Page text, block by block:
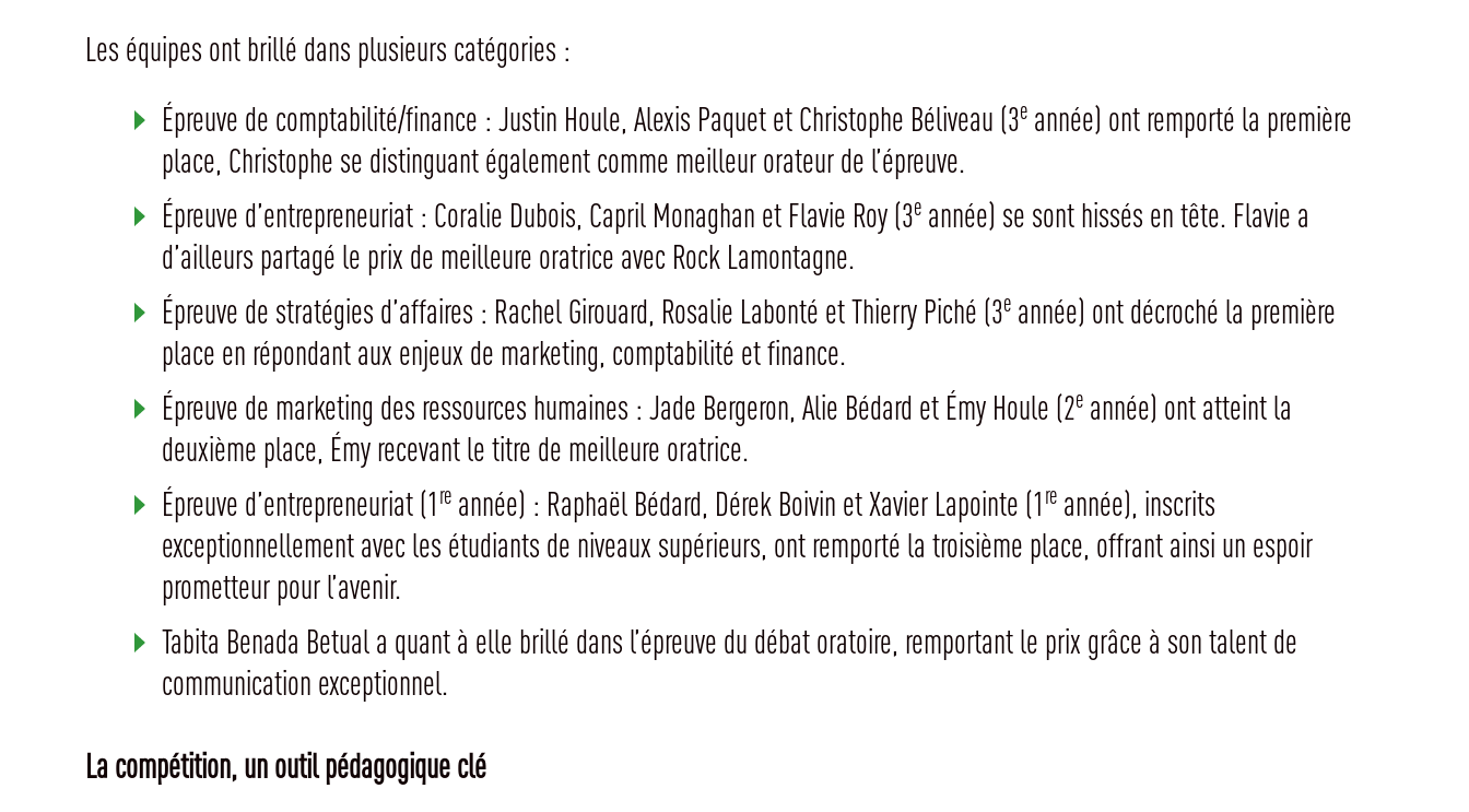
Les équipes ont brillé dans plusieurs catégories :
Épreuve de comptabilité/finance : Justin Houle, Alexis Paquet et Christophe Béliveau (3eannée) ont remporté la première
place, Christophe se distinguant également comme meilleur orateur de l’épreuve.
Épreuve d’entrepreneuriat : Coralie Dubois, Capril Monaghan et Flavie Roy (3eannée) se sont hissés en tête. Flavie a
d’ailleurs partagé le prix de meilleure oratrice avec Rock Lamontagne.
Épreuve de stratégies d’affaires : Rachel Girouard, Rosalie Labonté et Thierry Piché (3eannée) ont décroché la première
place en répondant aux enjeux de marketing, comptabilité et finance.
Épreuve de marketing des ressources humaines : Jade Bergeron, Alie Bédard et Émy Houle (2eannée) ont atteint la
deuxième place, Émy recevant le titre de meilleure oratrice.
Épreuve d’entrepreneuriat (1reannée) : Raphaël Bédard, Dérek Boivin et Xavier Lapointe (1reannée), inscrits
exceptionnellement avec les étudiants de niveaux supérieurs, ont remporté la troisième place, offrant ainsi un espoir
prometteur pour l’avenir.
Tabita Benada Betual a quant à elle brillé dans l’épreuve du débat oratoire, remportant le prix grâce à son talent de
communication exceptionnel.
La compétition, un outil pédagogique clé